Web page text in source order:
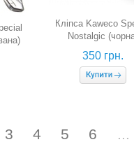
Кліпса Kaweco
Nostalgic
350 грн.
3 4 5 6 ...